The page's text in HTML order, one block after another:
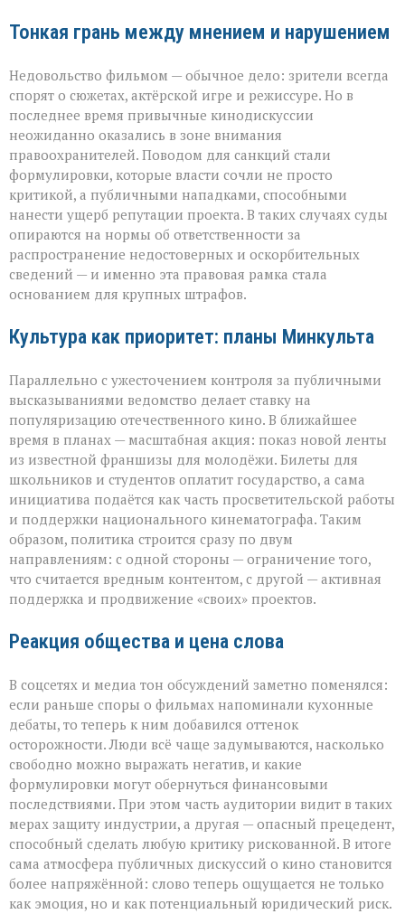
Тонкая грань между мнением и нарушением
Недовольство фильмом — обычное дело: зрители всегда
спорят о сюжетах, актёрской игре и режиссуре. Но в
последнее время привычные кинодискуссии
неожиданно оказались в зоне внимания
правоохранителей. Поводом для санкций стали
формулировки, которые власти сочли не просто
критикой, а публичными нападками, способными
нанести ущерб репутации проекта. В таких случаях суды
опираются на нормы об ответственности за
распространение недостоверных и оскорбительных
сведений — и именно эта правовая рамка стала
основанием для крупных штрафов.
Культура как приоритет: планы Минкульта
Параллельно с ужесточением контроля за публичными
высказываниями ведомство делает ставку на
популяризацию отечественного кино. В ближайшее
время в планах — масштабная акция: показ новой ленты
из известной франшизы для молодёжи. Билеты для
школьников и студентов оплатит государство, а сама
инициатива подаётся как часть просветительской работы
и поддержки национального кинематографа. Таким
образом, политика строится сразу по двум
направлениям: с одной стороны — ограничение того,
что считается вредным контентом, с другой — активная
поддержка и продвижение «своих» проектов.
Реакция общества и цена слова
В соцсетях и медиа тон обсуждений заметно поменялся:
если раньше споры о фильмах напоминали кухонные
дебаты, то теперь к ним добавился оттенок
осторожности. Люди всё чаще задумываются, насколько
свободно можно выражать негатив, и какие
формулировки могут обернуться финансовыми
последствиями. При этом часть аудитории видит в таких
мерах защиту индустрии, а другая — опасный прецедент,
способный сделать любую критику рискованной. В итоге
сама атмосфера публичных дискуссий о кино становится
более напряжённой: слово теперь ощущается не только
как эмоция, но и как потенциальный юридический риск.